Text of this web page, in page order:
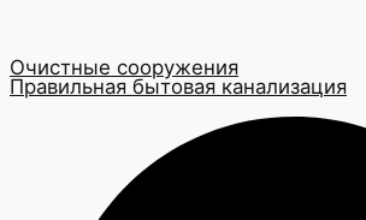
Очистные сооружения
Правильная бытовая канализация